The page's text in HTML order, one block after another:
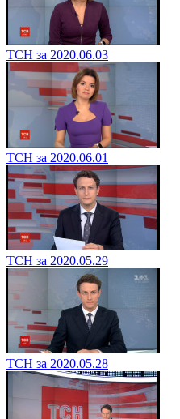
ТСН за 2020.06.03
ТСН за 2020.06.01
ТСН за 2020.05.29
ТСН за 2020.05.28